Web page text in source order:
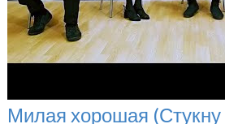
Милая хорошая (Стукну